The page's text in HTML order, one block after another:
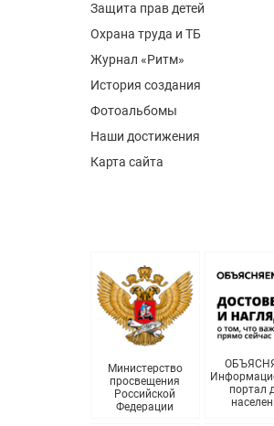
Защита прав детей
Охрана труда и ТБ
Журнал «Ритм»
История создания
Фотоальбомы
Наши достижения
Карта сайта
Министерство
просвещения
Российской
Федерации
портал